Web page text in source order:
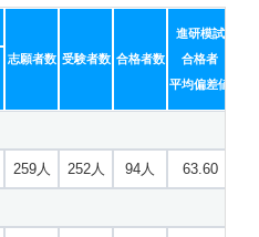
志願者数 受験者数 合格者数
進研模試
合格者
平均偏差値
259人 252人 94人 63.60